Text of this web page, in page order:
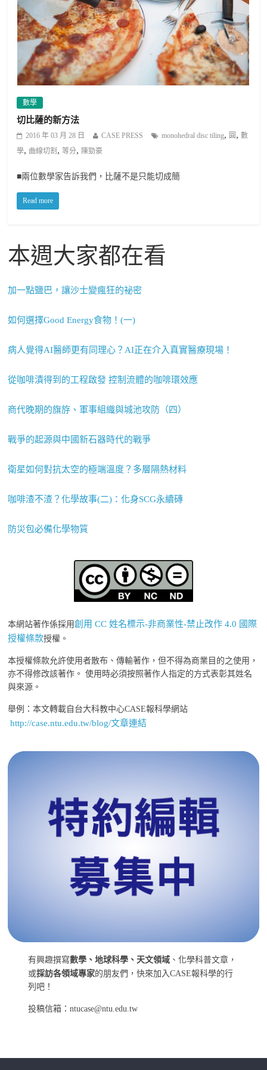
數學
切比薩的新方法
2016 年 03 月 28 日 CASE PRESS monohedral disc tiling, 圓 ,數
學, 曲線切割 ,等分, 陳勁豪
■兩位數學家告訴我們，比薩不是只能切成簡
Read more
本週大家都在看
加一點鹽巴，讓沙士變瘋狂的祕密
如何選擇Good Energy食物！(一)
病人覺得AI醫師更有同理心？AI正在介入真實醫療現場！
從咖啡漬得到的工程啟發 控制流體的咖啡環效應
商代晚期的旗斿、軍事組織與城池攻防（四）
戰爭的起源與中國新石器時代的戰爭
衛星如何對抗太空的極端溫度？多層隔熱材料
咖啡渣不渣？化學故事(二)：化身SCG永續磚
防災包必備化學物質
本網站著作係採用創用 CC 姓名標示-非商業性-禁止改作 4.0 國際
授權條款授權。
本授權條款允許使用者散布、傳輸著作，但不得為商業目的之使用，
亦不得修改該著作。 使用時必須按照著作人指定的方式表彰其姓名
與來源。
舉例：本文轉載自台大科教中心CASE報科學網站
http://case.ntu.edu.tw/blog/文章連結
有興趣撰寫數學、地球科學、天文領域 、化學科普文章，
或採訪各領域專家的朋友們，快來加入CASE報科學的行
列吧！
投稿信箱：ntucase@ntu.edu.tw